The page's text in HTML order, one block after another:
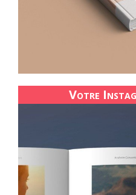
Votre